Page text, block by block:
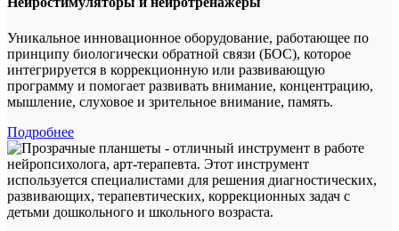
Уникальное инновационное оборудование, работающее по
принципу биологически обратной связи (БОС), которое
интегрируется в коррекционную или развивающую
программу и помогает развивать внимание, концентрацию,
мышление, слуховое и зрительное внимание, память.
Подробнее